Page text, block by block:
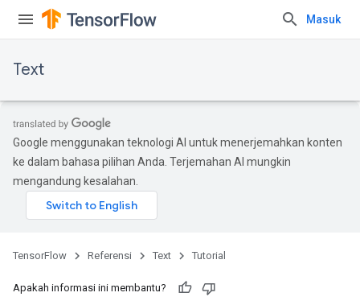
Masuk
Text
Google menggunakan teknologi AI untuk menerjemahkan konten
ke dalam bahasa pilihan Anda. Terjemahan AI mungkin
mengandung kesalahan.
TensorFlow Referensi Text Tutorial
Apakah informasi ini membantu?